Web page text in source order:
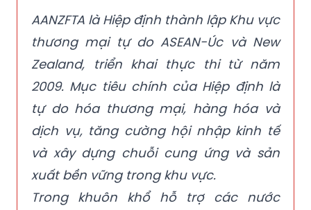
AANZFTA là Hiệp định thành lập Khu vực
thương mại tự do ASEAN-Úc và New
Zealand, triển khai thực thi từ năm
2009. Mục tiêu chính của Hiệp định là
tự do hóa thương mại, hàng hóa và
dịch vụ, tăng cường hội nhập kinh tế
và xây dựng chuỗi cung ứng và sản
xuất bền vững trong khu vực.
Trong khuôn khổ hỗ trợ các nước